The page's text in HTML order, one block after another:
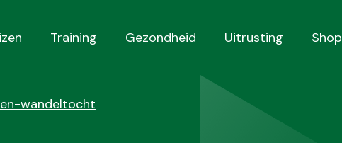
Training Gezondheid Uitrusting Shop
wandeltocht